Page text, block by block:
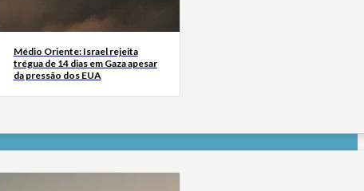
Médio Oriente: Israel rejeita
trégua de 14 dias em Gaza apesar
da pressão dos EUA